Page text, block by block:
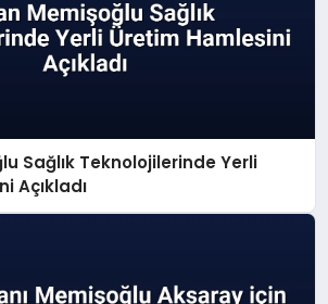
Sağlık Teknolojilerinde Yerli
Açıkladı